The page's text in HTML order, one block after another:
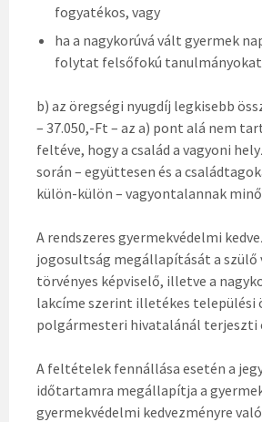
fogyatékos, vagy
ha a nagykorúvá vált gyermek
folytat felsőfokú
b) az öregségi nyugdíj legkisebb
– 37.050,-Ft – az a) pont alá nem
feltéve, hogy a család a vagyoni
során – együttesen és a
külön-külön – vagyontalannak
A rendszeres gyermekvédelmi
jogosultság megállapítását a szülő
törvényes képviselő, illetve a
lakcíme szerint illetékes települési
polgármesteri hivatalánál terjeszti
A feltételek fennállása esetén a
időtartamra megállapítja a
gyermekvédelmi kedvezményre